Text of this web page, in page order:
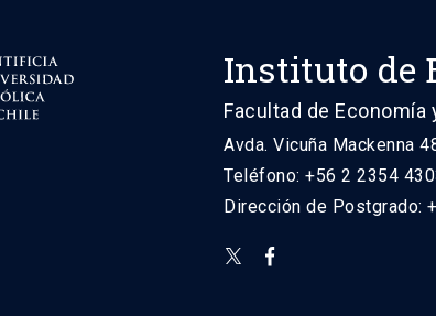
Instituto de
Facultad de Economía
Avda. Vicuña Mackenna
Teléfono: +56 2 2354
Dirección de Postgrado: